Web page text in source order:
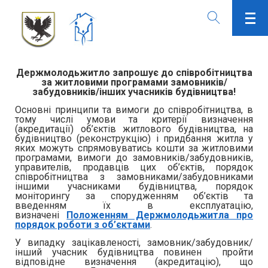
Держмолодьжитло запрошує до співробітництва
за житловими програмами замовників/
забудовників/інших учасників будівництва!
Основні принципи та вимоги до співробітництва, в
тому числі умови та критерії визначення
(акредитації) об’єктів житлового будівництва, на
будівництво (реконструкцію) і придбання житла у
яких можуть спрямовуватись кошти за житловими
програмами, вимоги до замовників/забудовників,
управителів, продавців цих об’єктів, порядок
співробітництва з замовниками/забудовниками
іншими учасниками будівництва, порядок
моніторингу за спорудженням об’єктів та
введенням їх в експлуатацію,
визначені Положенням Держмолодьжитла про
порядок роботи з об’єктами.
У випадку зацікавленості, замовник/забудовник/
інший учасник будівництва повинен пройти
відповідне визначення (акредитацію), що